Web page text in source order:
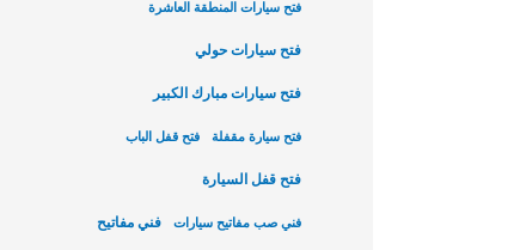
فتح سيارات المنطقة العاشرة
فتح سيارات حولي
فتح سيارات مبارك الكبير
فتح سيارة مقفلة فتح قفل الباب
فتح قفل السيارة
فني صب مفاتيح سيارات فني مفاتيح